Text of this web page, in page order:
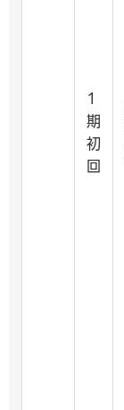
1
期
初
回